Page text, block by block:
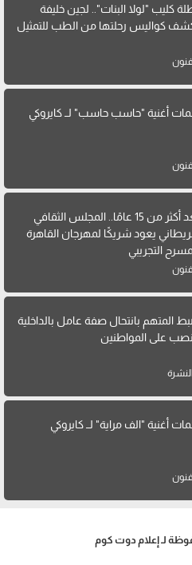
كليب "لولا البنات".. لجين خليفة
كواليس رحلتها من الطب للتمثيل
فنون
أغنية "حاسب حاسب" لــ كايروكي
فنون
بعد أكثر من 15 عامًا.. المجلس الثقافي
يعود شريكًا لمهرجان القاهرة
التجريبي
فنون
المتهم بانتحال صفة عامل بالداخلية
على المواطنين
النشرة
أغنية "الف مراية" لــ كايروكي
فنون
لـ إعلام دوت كوم